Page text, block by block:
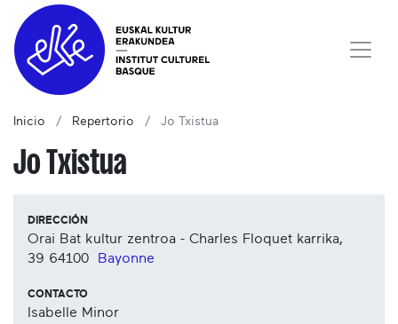
Inicio Repertorio Jo Txistua
Jo Txistua
DIRECCIÓN
Orai Bat kultur zentroa - Charles Floquet karrika,
39 64100 Bayonne
CONTACTO
Isabelle Minor